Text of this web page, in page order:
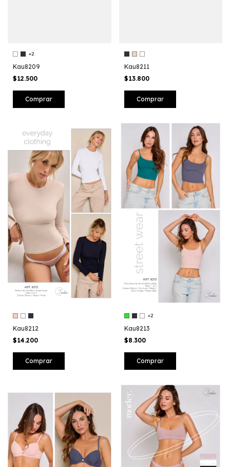
+2
Kau8209
$12.500
Comprar
Kau8211
$13.800
Comprar
Kau8212
$14.200
Comprar
+2
Kau8213
$8.300
Comprar